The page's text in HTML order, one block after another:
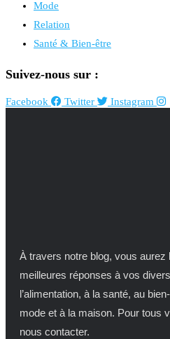
Mode
Relation
Santé & Bien-être
Suivez-nous sur :
Facebook Twitter Instagram
À travers notre blog, vous
meilleures réponses à vos
l’alimentation, à la santé, au
mode et à la maison. Pour tous
nous contacter.